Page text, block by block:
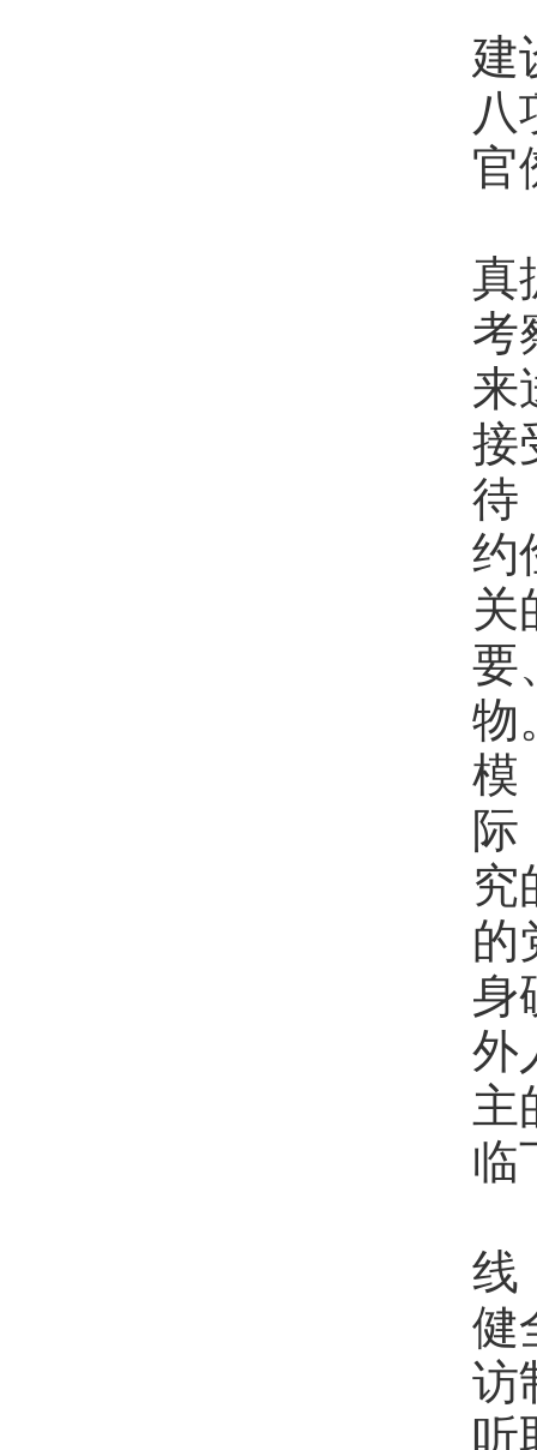
建
官
真
考
来
接
待
约
关
要
物
模
际
究
的
身
外
主
临
线
健
访
听